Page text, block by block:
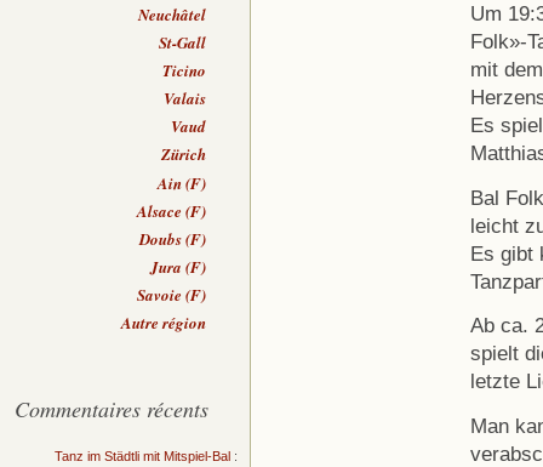
Um
Folk»-
mit
Es
Bal
leicht
Es gibt
Ab ca.
spielt
letzte
Man
Neuchâtel
St-Gall
Ticino
Valais
Vaud
Zürich
Ain (F)
Alsace (F)
Doubs (F)
Jura (F)
Savoie (F)
Autre région
Commentaires récents
Tanz im Städtli mit Mitspiel-Bal :